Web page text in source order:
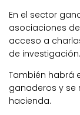
En el sector
asociaciones
acceso a
de investigación.
También habrá
ganaderos y se
hacienda.